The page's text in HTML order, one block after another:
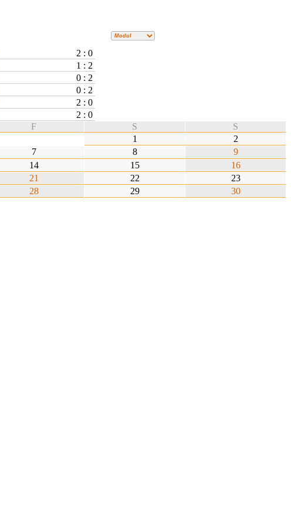
2 : 0
1 : 2
0 : 2
0 : 2
2 : 0
2 : 0
F S
S
1
2
7 8
9
14 15
16
21 22
23
28 29
30